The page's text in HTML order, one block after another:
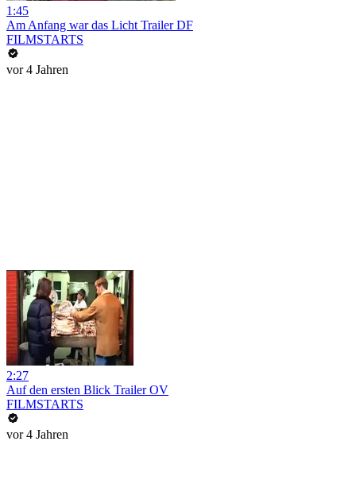
1:45
Am Anfang war das Licht Trailer DF
FILMSTARTS
vor 4 Jahren
2:27
Auf den ersten Blick Trailer OV
FILMSTARTS
vor 4 Jahren